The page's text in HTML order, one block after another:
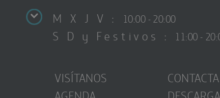
M X J V : 10:00 - 20:00
S D y Festivos : 11:00 -
VISÍTANOS
CONTACTA